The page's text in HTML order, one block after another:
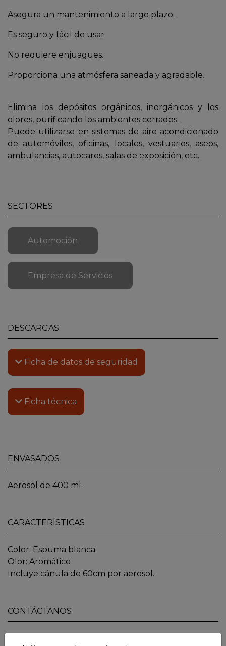
Asegura un mantenimiento a largo plazo.
Es seguro y fácil de usar
No requiere enjuagues.
Proporciona una atmósfera saneada y agradable.
Elimina los depósitos orgánicos, inorgánicos y los
olores, purificando los ambientes cerrados.
Puede utilizarse en sistemas de aire acondicionado
de automóviles, oficinas, locales, vestuarios, aseos,
ambulancias, autocares, salas de exposición, etc.
SECTORES
Automoción
Empresa de Servicios
DESCARGAS
Ficha de datos de seguridad
Ficha técnica
ENVASADOS
Aerosol de 400 ml.
CARACTERÍSTICAS
Color: Espuma blanca
Olor: Aromático
Incluye cánula de 60cm por aerosol.
CONTÁCTANOS